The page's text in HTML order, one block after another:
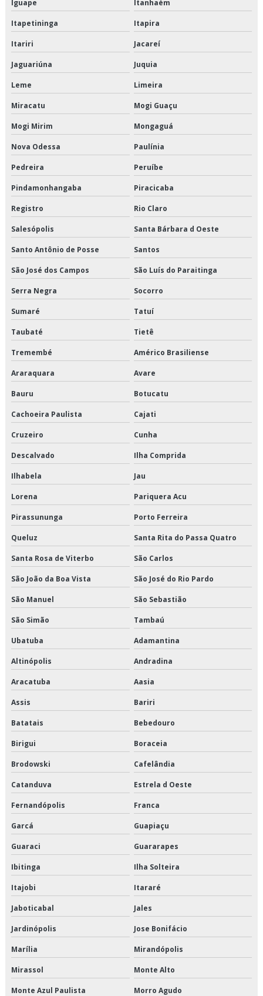
Terceirização de crossdocking
Terceirização de entregas fracionadas
Terceirização de logística de alimentos
Terceirização de logística de alimentos congelados
Terceirização de transporte de alimentos perecíveis
Terceirização de transporte de climatizados
Terceirização de transporte de congelados
Terceirização de transporte de refrigerados
Terceirização de transporte dedicado de alimentos
Terceirização de transporte fracionado de alimentos perecíveis
Terceirização de transporte produtos congelados
Terceirização de transporte produtos refrigerados
Transportadora de alimentos
Transportadora de alimentos perecíveis
Transportadora de alimentos sp
Transportadora de carga fracionada em sp
Transportadora de carga refrigerada sp
Transportadora de cargas fracionadas
Transportadora de produtos alimentícios
Transportadora de produtos congelados
Transportadora de produtos refrigerados
Transportadora fracionado
Transportadora fracionado são paulo
Transportadora fracionado sp
Transporte de alimentos
Transporte de alimentos congelados
Transporte de alimentos perecíveis
Transporte de alimentos perecíveis preço
Transporte de alimentos perecíveis são paulo
Transporte de alimentos perecíveis valor
Transporte de alimentos refrigerados
Transporte de cargas de alimentos
Transporte de cargas frias
Transporte de climatizados em são paulo
Transporte de climatizados em sp
Iguape Itanhaém
Itapetininga Itapira
Itariri Jacareí
Jaguariúna Juquia
Leme Limeira
Miracatu Mogi Guaçu
Mogi Mirim Mongaguá
Nova Odessa Paulínia
Pedreira Peruíbe
Pindamonhangaba Piracicaba
Registro Rio Claro
Salesópolis Santa Bárbara d Oeste
Santo Antônio de Posse Santos
São José dos Campos São Luís do Paraitinga
Serra Negra Socorro
Sumaré Tatuí
Taubaté Tietê
Tremembé Américo Brasiliense
Araraquara Avare
Bauru Botucatu
Cachoeira Paulista Cajati
Cruzeiro Cunha
Descalvado Ilha Comprida
Ilhabela Jau
Lorena Pariquera Acu
Pirassununga Porto Ferreira
Queluz Santa Rita do Passa Quatro
Santa Rosa de Viterbo São Carlos
São João da Boa Vista São José do Rio Pardo
São Manuel São Sebastião
São Simão Tambaú
Ubatuba Adamantina
Altinópolis Andradina
Aracatuba Aasia
Assis Bariri
Batatais Bebedouro
Birigui Boraceia
Brodowski Cafelândia
Catanduva Estrela d Oeste
Fernandópolis Franca
Garcá Guapiaçu
Guaraci Guararapes
Ibitinga Ilha Solteira
Itajobi Itararé
Jaboticabal Jales
Jardinópolis Jose Bonifácio
Marília Mirandópolis
Mirassol Monte Alto
Monte Azul Paulista Morro Agudo